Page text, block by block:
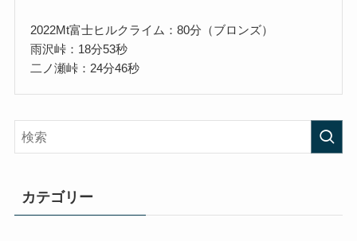
2022Mt富士ヒルクライム：80分（ブロンズ）
雨沢峠：18分53秒
二ノ瀬峠：24分46秒
カテゴリー